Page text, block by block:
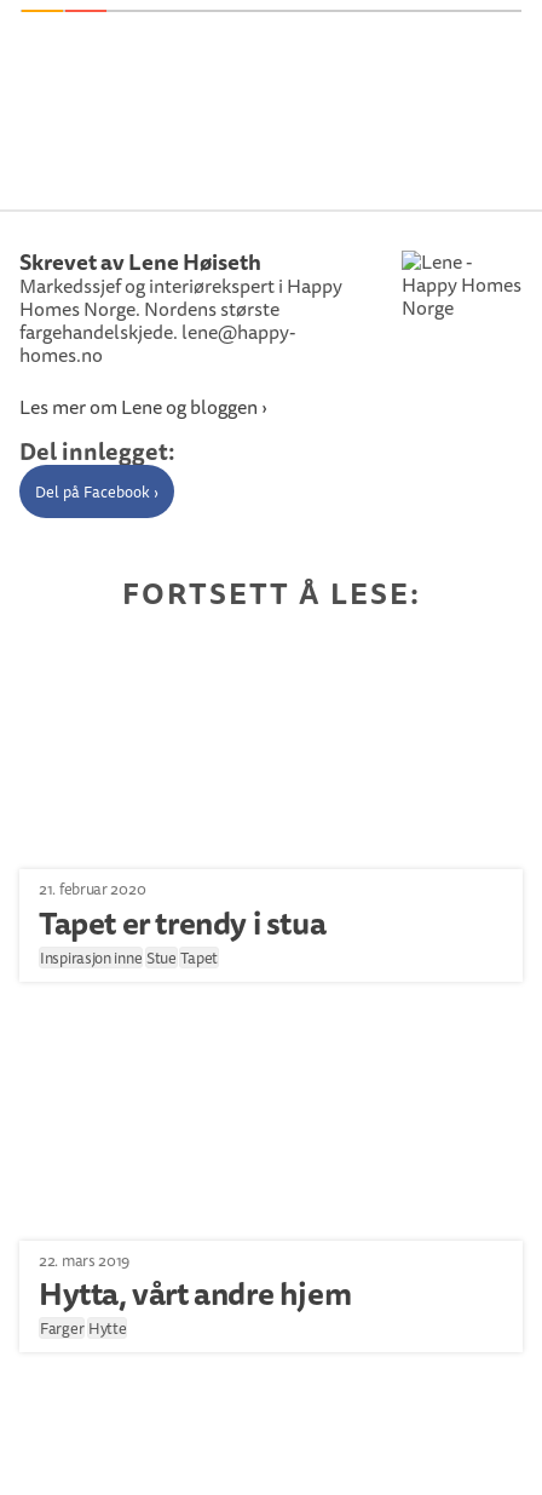
Skrevet av Lene Høiseth
Markedssjef og interiørekspert i Happy
Homes Norge. Nordens største
fargehandelskjede. lene@happy-
homes.no
Les mer om Lene og bloggen ›
Del innlegget:
Del på Facebook ›
FORTSETT Å LESE:
21. februar 2020
Tapet er trendy i stua
Inspirasjon inne Stue Tapet
22. mars 2019
Hytta, vårt andre hjem
Farger Hytte